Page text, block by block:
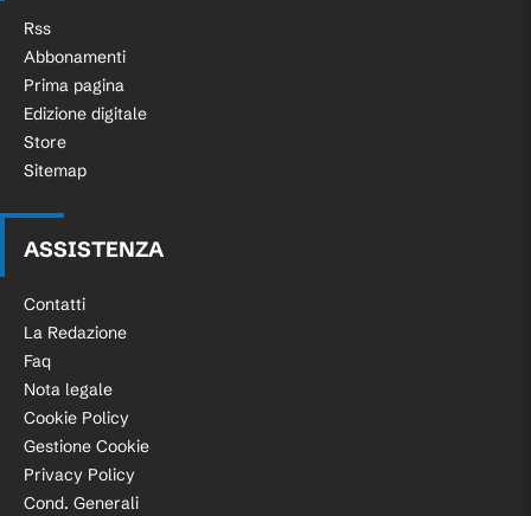
Rss
Abbonamenti
Prima pagina
Edizione digitale
Store
Sitemap
ASSISTENZA
Contatti
La Redazione
Faq
Nota legale
Cookie Policy
Gestione Cookie
Privacy Policy
Cond. Generali